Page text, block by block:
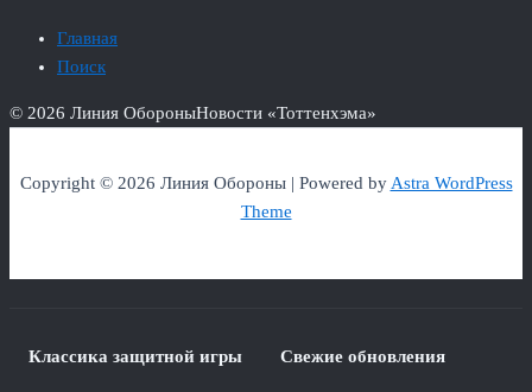
Главная
Поиск
© 2026 Линия ОбороныНовости «Тоттенхэма»
Copyright © 2026 Линия Обороны | Powered byAstra WordPress
Theme
Классика защитной игры Свежие обновления